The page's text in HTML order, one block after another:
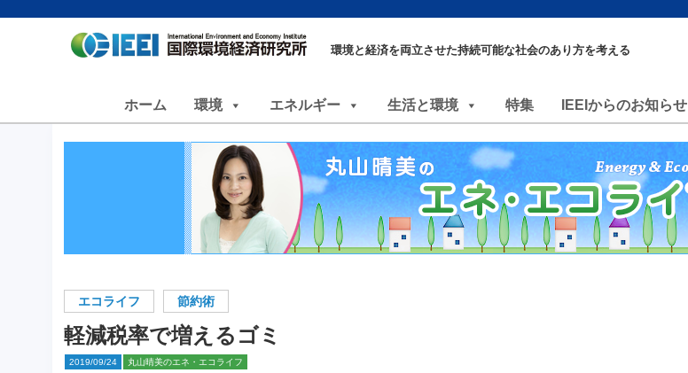
環境と経済を両立させた持続可能な社会のあり方を考える
ホーム 環境 エネルギー 生活と環境 特集 IEEIからのお知らせ
エコライフ 節約術
軽減税率で増えるゴミ
2019/09/24 丸山晴美のエネ・エコライフ